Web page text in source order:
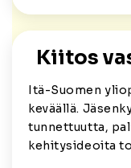
Kiitos
Itä-Suomen
keväällä.
tunnettuutta,
kehitysideoita